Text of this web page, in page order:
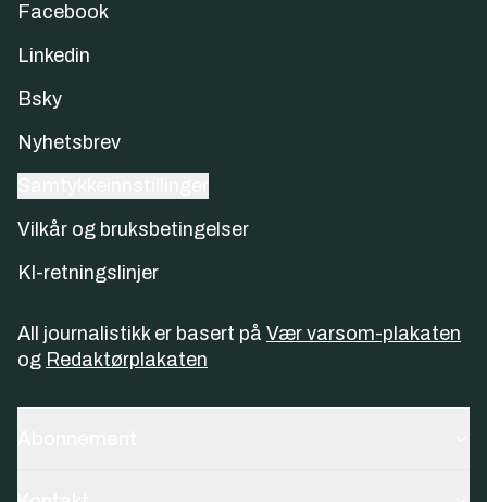
Facebook
Linkedin
Bsky
Nyhetsbrev
Vilkår og bruksbetingelser
KI-retningslinjer
All journalistikk er basert på Vær varsom-plakaten
og Redaktørplakaten